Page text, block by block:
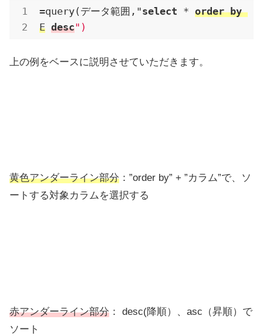
=query(データ範囲,"select * order by
E desc")
上の例をベースに説明させていただきます。
黄色アンダーライン部分 ：”order by” + ”カラム”で、ソ
ートする対象カラムを選択する
赤アンダーライン部分 ： desc(降順）、asc（昇順）で
ソート